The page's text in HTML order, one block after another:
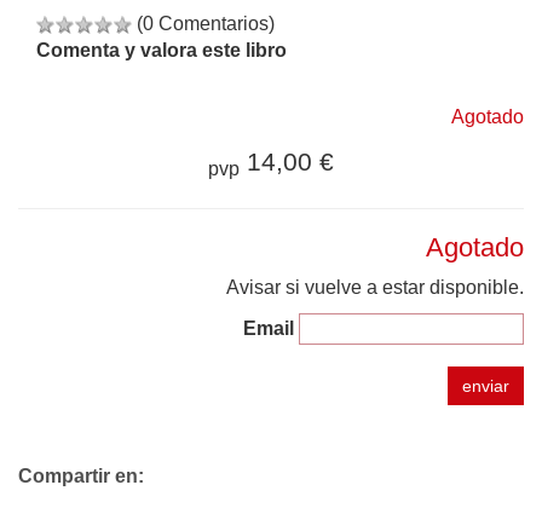
(0 Comentarios)
Comenta y valora este libro
Agotado
pvp 14,00 €
Agotado
Avisar si vuelve a estar disponible.
Email
enviar
Compartir en: